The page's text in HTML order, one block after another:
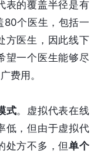
表的覆盖半径是有
80个医生，包括一
方医生，因此线下
望一个医生能够尽
费用。
式。虚拟代表在线
低，但由于虚拟代
处方不多，但单个